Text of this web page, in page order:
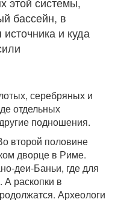
бассейн, в
и куда
серебряных и
отдельных
подношения.
второй половине
дворце в Риме.
деи-Баньи, где для
А раскопки в
Археологи